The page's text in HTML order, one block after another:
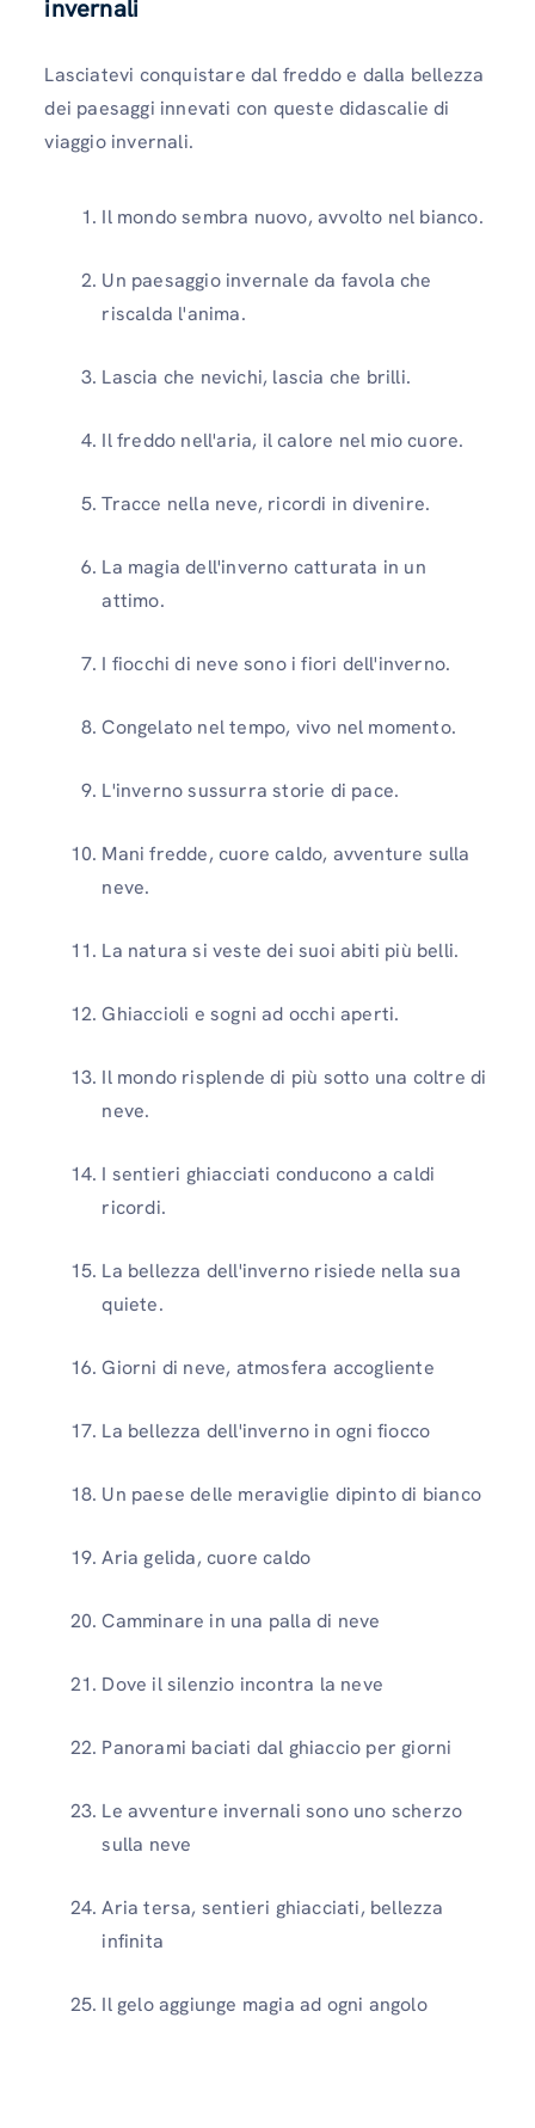
invernali
Lasciatevi conquistare dal freddo e dalla bellezza
dei paesaggi innevati con queste didascalie di
viaggio invernali.
Il mondo sembra nuovo, avvolto nel bianco.
Un paesaggio invernale da favola che
riscalda l'anima.
Lascia che nevichi, lascia che brilli.
Il freddo nell'aria, il calore nel mio cuore.
Tracce nella neve, ricordi in divenire.
La magia dell'inverno catturata in un
attimo.
I fiocchi di neve sono i fiori dell'inverno.
Congelato nel tempo, vivo nel momento.
L'inverno sussurra storie di pace.
Mani fredde, cuore caldo, avventure sulla
neve.
La natura si veste dei suoi abiti più belli.
Ghiaccioli e sogni ad occhi aperti.
Il mondo risplende di più sotto una coltre di
neve.
I sentieri ghiacciati conducono a caldi
ricordi.
La bellezza dell'inverno risiede nella sua
quiete.
Giorni di neve, atmosfera accogliente
La bellezza dell'inverno in ogni fiocco
Un paese delle meraviglie dipinto di bianco
Aria gelida, cuore caldo
Camminare in una palla di neve
Dove il silenzio incontra la neve
Panorami baciati dal ghiaccio per giorni
Le avventure invernali sono uno scherzo
sulla neve
Aria tersa, sentieri ghiacciati, bellezza
infinita
Il gelo aggiunge magia ad ogni angolo